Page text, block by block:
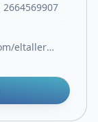
2664569907
https://www.instagram.com/eltallerdelmaestro70/